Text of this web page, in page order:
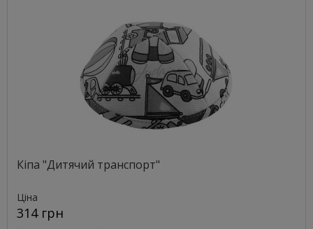
Кіпа "Дитячий транспорт"
Ціна
314 грн